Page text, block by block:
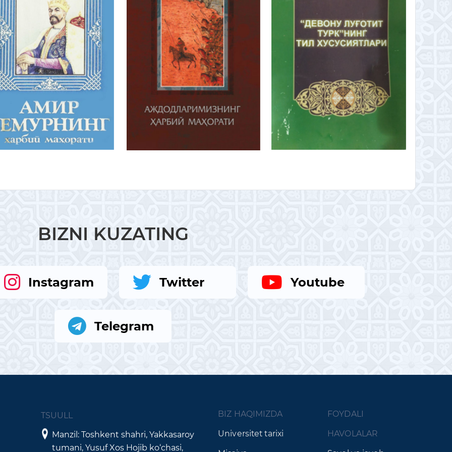
BIZNI KUZATING
Instagram Twitter Youtube
Telegram
TSUULL
Manzil: Toshkent shahri, Yakkasaroy
tumani, Yusuf Xos Hojib ko‘chasi,
BIZ HAQIMIZDA
Universitet tarixi
FOYDALI
HAVOLALAR